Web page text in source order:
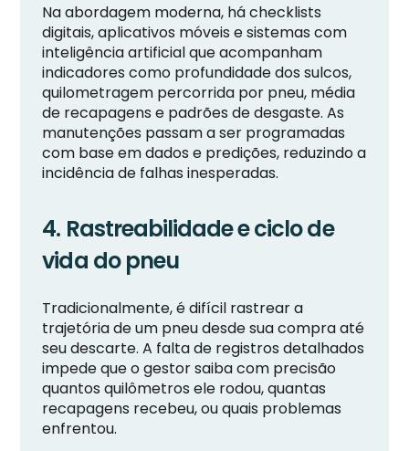
Na abordagem moderna, há checklists
digitais, aplicativos móveis e sistemas com
inteligência artificial que acompanham
indicadores como profundidade dos sulcos,
quilometragem percorrida por pneu, média
de recapagens e padrões de desgaste. As
manutenções passam a ser programadas
com base em dados e predições, reduzindo a
incidência de falhas inesperadas.
4. Rastreabilidade e ciclo de
vida do pneu
Tradicionalmente, é difícil rastrear a
trajetória de um pneu desde sua compra até
seu descarte. A falta de registros detalhados
impede que o gestor saiba com precisão
quantos quilômetros ele rodou, quantas
recapagens recebeu, ou quais problemas
enfrentou.